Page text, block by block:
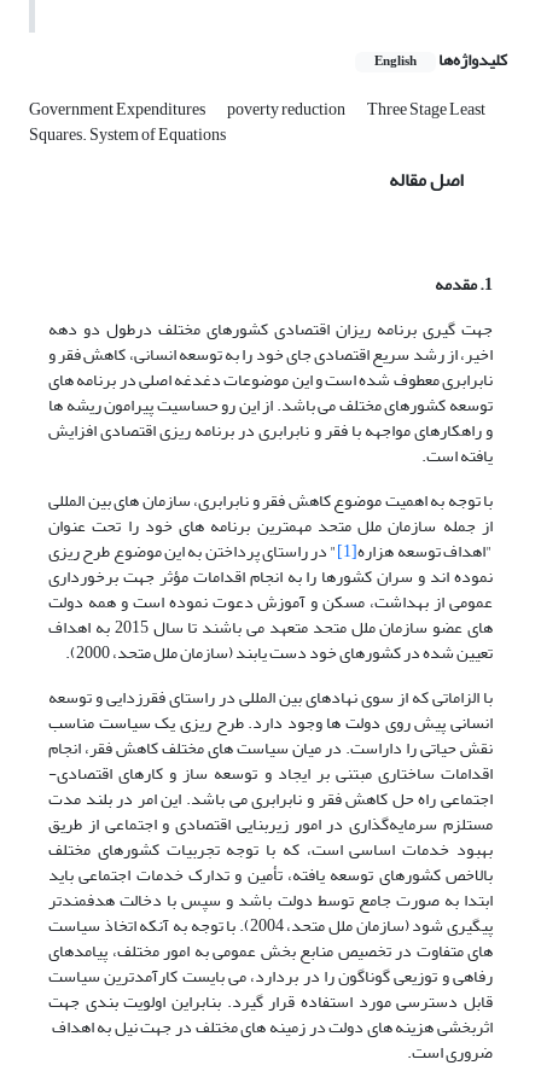
کلیدواژه‌ها English
Government Expenditures poverty reduction Three Stage Least
Squares. System of Equations
اصل مقاله
1. مقدمه
جهت گیری برنامه ریزان اقتصادی کشورهای مختلف درطول دو دهه
اخیر، از رشد سریع اقتصادی جای خود را به توسعه انسانی، کاهش فقر و
نابرابری معطوف شده است و این موضوعات دغدغه اصلی در برنامه های
توسعه کشورهای مختلف می باشد. از این رو حساسیت پیرامون ریشه ها
و راهکارهای مواجهه با فقر و نابرابری در برنامه ریزی اقتصادی افزایش
یافته است.
با توجه به اهمیت موضوع کاهش فقر و نابرابری، سازمان های بین المللی
از جمله سازمان ملل متحد مهمترین برنامه های خود را تحت عنوان
"اهداف توسعه هزاره[1] " در راستای پرداختن به این موضوع طرح ریزی
نموده اند و سران کشورها را به انجام اقدامات مؤثر جهت برخورداری
عمومی از بهداشت، مسکن و آموزش دعوت نموده است و همه دولت
های عضو سازمان ملل متحد متعهد می باشند تا سال 2015 به اهداف
تعیین شده در کشورهای خود دست یابند (سازمان ملل متحد، 2000).
با الزاماتی که از سوی نهادهای بین المللی در راستای فقرزدایی و توسعه
انسانی پیش روی دولت ها وجود دارد. طرح ریزی یک سیاست مناسب
نقش حیاتی را داراست. در میان سیاست های مختلف کاهش فقر، انجام
اقدامات ساختاری مبتنی بر ایجاد و توسعه ساز و کارهای اقتصادی-
اجتماعی راه حل کاهش فقر و نابرابری می باشد. این امر در بلند مدت
مستلزم سرمایه‌گذاری در امور زیربنایی اقتصادی و اجتماعی از طریق
بهبود خدمات اساسی است، که با توجه تجربیات کشورهای مختلف
بالاخص کشورهای توسعه یافته، تأمین و تدارک خدمات اجتماعی باید
ابتدا به صورت جامع توسط دولت باشد و سپس با دخالت هدفمندتر
پیگیری شود (سازمان ملل متحد، 2004). با توجه به آنکه اتخاذ سیاست
های متفاوت در تخصیص منابع بخش عمومی به امور مختلف، پیامدهای
رفاهی و توزیعی گوناگون را در بردارد، می بایست کارآمدترین سیاست
قابل دسترسی مورد استفاده قرار گیرد. بنابراین اولویت بندی جهت
اثربخشی هزینه های دولت در زمینه های مختلف در جهت نیل به اهداف
ضروری است.